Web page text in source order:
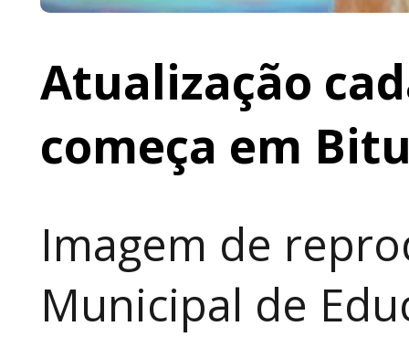
Atualização
começa em
Imagem de
Municipal de